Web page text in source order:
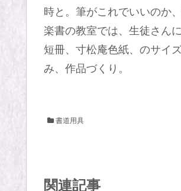
時と。筆がこれでいいのか
楽書の教室では、生徒さん
短冊、寸松庵色紙、のサイ
み、作品づくり。
書道用具
関連記事